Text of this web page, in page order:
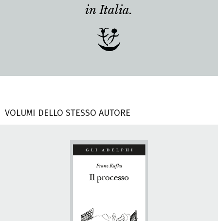
in Italia.
VOLUMI DELLO STESSO AUTORE